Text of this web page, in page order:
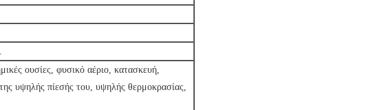
ουσίες, φυσικό αέριο, κατασκευή,
υψηλής πίεσής του, υψηλής θερμοκρασίας,